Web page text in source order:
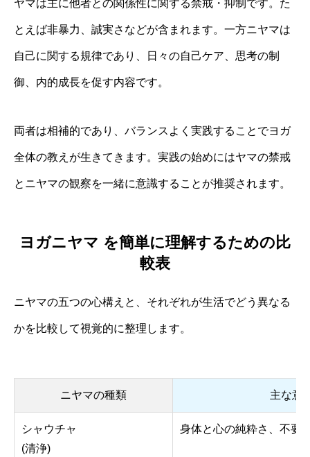
ヤマは主に他者との関係性に関する禁戒・抑制です。た
とえば非暴力、誠実さなどが含まれます。一方ニヤマは
自己に関する規律であり、日々の自己ケア、思考の制
御、内的成長を促す内容です。
両者は相補的であり、バランスよく実践することでヨガ
全体の教えが生きてきます。実践の始めにはヤマの禁戒
とニヤマの観察を一緒に意識することが推奨されます。
ヨガニヤマ を簡単に理解するための比
較表
ニヤマの五つの心構えと、それぞれが生活でどう異なる
かを比較して視覚的に整理します。
ニヤマの種類 主な意
シャウチャ
(清浄)
身体と心の純粋さ、不要